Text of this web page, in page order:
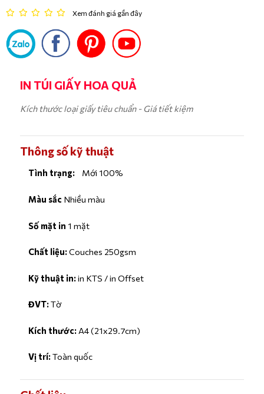
Xem đánh giá gần đây
IN TÚI GIẤY HOA QUẢ
Kích thước loại giấy tiêu chuẩn - Giá tiết kiệm
Thông số kỹ thuật
Tình trạng: Mới 100%
Màu sắc Nhiều màu
Số mặt in 1 mặt
Chất liệu:Couches 250gsm
Kỹ thuật in:in KTS / in Offset
ĐVT:Tờ
Kích thước: A4 (21x29.7cm)
Vị trí:Toàn quốc